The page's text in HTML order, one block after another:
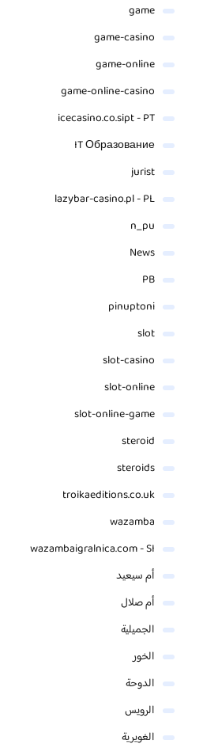
game
game-casino
game-online
game-online-casino
icecasino.co.sipt - PT
IT Образование
jurist
lazybar-casino.pl - PL
n_pu
News
PB
pinuptoni
slot
slot-casino
slot-online
slot-online-game
steroid
steroids
troikaeditions.co.uk
wazamba
wazambaigralnica.com - SI
أم سيعيد
أم صلال
الجميلية
الخور
الدوحة
الرويس
الغويرية